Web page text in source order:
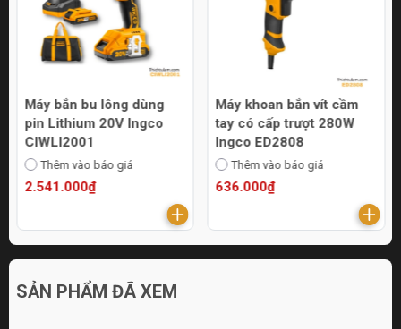
Máy bắn bu lông dùng
pin Lithium 20V Ingco
CIWLI2001
Thêm vào báo giá
2.541.000₫
Máy khoan bắn vít cầm
tay có cấp trượt 280W
Ingco ED2808
Thêm vào báo giá
636.000₫
SẢN PHẨM ĐÃ XEM